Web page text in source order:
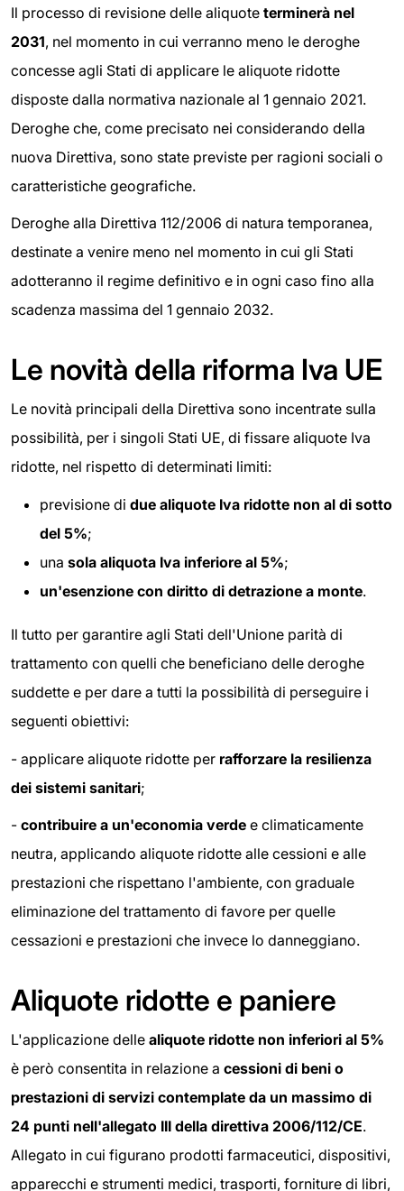
Il processo di revisione delle aliquote terminerà nel
2031, nel momento in cui verranno meno le deroghe
concesse agli Stati di applicare le aliquote ridotte
disposte dalla normativa nazionale al 1 gennaio 2021.
Deroghe che, come precisato nei considerando della
nuova Direttiva, sono state previste per ragioni sociali o
caratteristiche geografiche.
Deroghe alla Direttiva 112/2006 di natura temporanea,
destinate a venire meno nel momento in cui gli Stati
adotteranno il regime definitivo e in ogni caso fino alla
scadenza massima del 1 gennaio 2032.
Le novità della riforma Iva UE
Le novità principali della Direttiva sono incentrate sulla
possibilità, per i singoli Stati UE, di fissare aliquote Iva
ridotte, nel rispetto di determinati limiti:
previsione di due aliquote Iva ridotte non al di sotto
del 5%;
una sola aliquota Iva inferiore al 5%;
un'esenzione con diritto di detrazione a monte.
Il tutto per garantire agli Stati dell'Unione parità di
trattamento con quelli che beneficiano delle deroghe
suddette e per dare a tutti la possibilità di perseguire i
seguenti obiettivi:
- applicare aliquote ridotte per rafforzare la resilienza
dei sistemi sanitari;
- contribuire a un'economia verde e climaticamente
neutra, applicando aliquote ridotte alle cessioni e alle
prestazioni che rispettano l'ambiente, con graduale
eliminazione del trattamento di favore per quelle
cessazioni e prestazioni che invece lo danneggiano.
Aliquote ridotte e paniere
L'applicazione delle aliquote ridotte non inferiori al 5%
è però consentita in relazione a cessioni di beni o
prestazioni di servizi contemplate da un massimo di
24 punti nell'allegato III della direttiva 2006/112/CE.
Allegato in cui figurano prodotti farmaceutici, dispositivi,
apparecchi e strumenti medici, trasporti, forniture di libri,